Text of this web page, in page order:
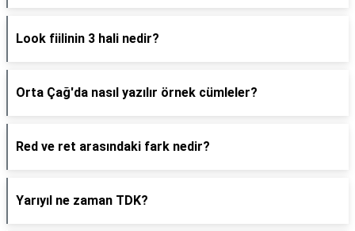
Look fiilinin 3 hali nedir?
Orta Çağ'da nasıl yazılır örnek cümleler?
Red ve ret arasındaki fark nedir?
Yarıyıl ne zaman TDK?